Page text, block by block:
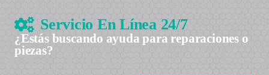
Servicio En Línea 24/7
¿Estás buscando ayuda para reparaciones o
piezas?